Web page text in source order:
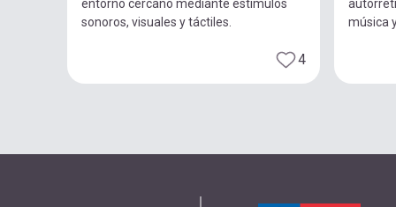
entorno cercano mediante estímulos
sonoros, visuales y táctiles.
4
música